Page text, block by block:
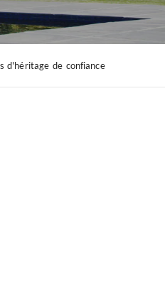
d'héritage de confiance